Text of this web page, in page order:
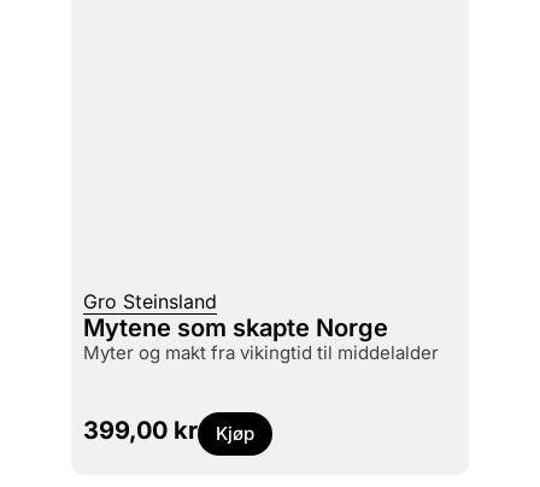
Gro Steinsland
Mytene som skapte Norge
myter og makt fra vikingtid til middelalder
399,00 kr Kjøp